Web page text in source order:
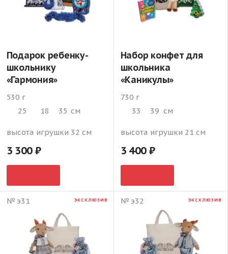
Подарок ребенку-
школьнику
«Гармония»
530 г
25
18 35 см
высота игрушки 32 см
3 300
Набор конфет для
школьника
«Каникулы»
730 г
33
39 см
высота игрушки 21 см
3 400
№ э31 ЭКСКЛЮЗИВ № э32 ЭКСКЛЮЗИВ